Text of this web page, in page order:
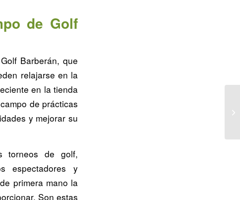
de Golf
Barberán, que
relajarse en la
en la tienda
de prácticas
y mejorar su
torneos de golf,
espectadores y
primera mano la
Son estas